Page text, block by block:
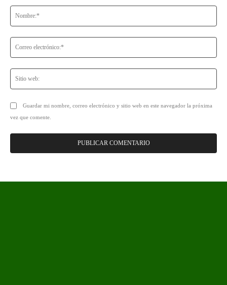
Guardar mi nombre, correo electrónico y sitio web en este navegador la próxima
vez que comente.